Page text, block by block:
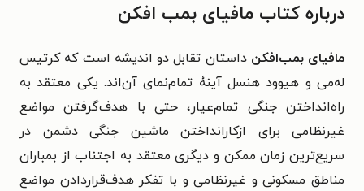
درباره کتاب مافیای بمب افکن
مافیای بمب‌افکن داستان تقابل دو اندیشه است که کرتیس
له‌می و هیوود هنسل آینۀ تمام‌نمای آن‌اند. یکی معتقد به
راه‌انداختن جنگی تمام‌عیار، حتی با هدف‌گرفتن مواضع
غیرنظامی برای از‌کارانداختن ماشین جنگی دشمن در
سریع‌ترین زمان ممکن و دیگری معتقد به اجتناب از بمباران
مناطق مسکونی و غیرنظامی و با تفکر هدف‌قراردادن مواضع